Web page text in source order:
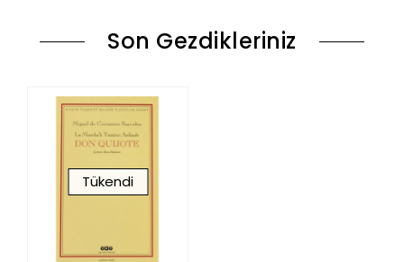
Son Gezdikleriniz
Tükendi